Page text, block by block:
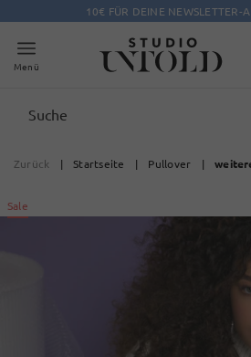
10€ FÜR DEINE NEWSLETTER-
Menü
Zurück | Startseite | Pullover |
Sale